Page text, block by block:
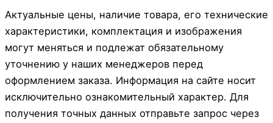
Актуальные цены, наличие товара, его технические
характеристики, комплектация и изображения
могут меняться и подлежат обязательному
уточнению у наших менеджеров перед
оформлением заказа. Информация на сайте носит
исключительно ознакомительный характер. Для
получения точных данных отправьте запрос через